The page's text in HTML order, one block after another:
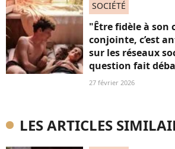
SOCIÉTÉ
"Être fidèle à son
conjointe, c’est
sur les réseaux
question fait
27 février 2026
LES ARTICLES